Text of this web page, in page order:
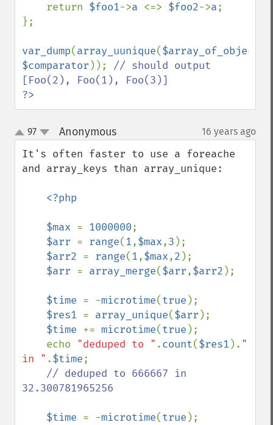
    return
$foo1->a <=> $foo2->a;
};
var_dump(array_uunique($array_of_objects
$comparator )); // should output
?>
up
down
97 Anonymous¶ 16 years ago
It's often faster to use a foreache
and array_keys than array_unique:
<?php
    $max
= 1000000;
$arr = range(1,$max,3 );
$arr2 = range(1,$max,2 );
$arr = array_merge($arr,$arr2 );
$time = -microtime(true );
$res1 = array_unique($arr );
$time += microtime(true );
    echo
"deduped to " .count($res1 ). "
in " .$time;
// deduped to 666667 in
32.300781965256
$time = -microtime(true );